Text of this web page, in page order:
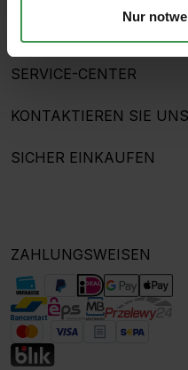
Nur
SERVICE-CENTER
KONTAKTIEREN SIE UNS
SICHER EINKAUFEN
ZAHLUNGSWEISEN